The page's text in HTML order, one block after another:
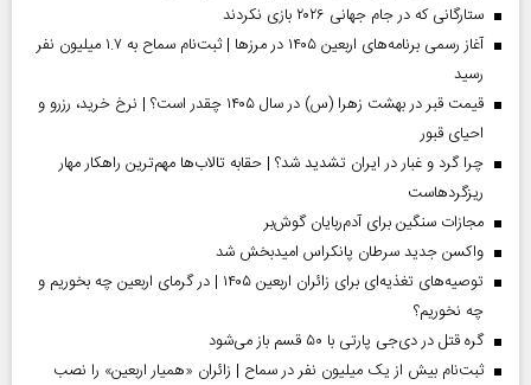
ستارگانی که در جام جهانی ۲۰۲۶ بازی نکردند
آغاز رسمی برنامه‌های اربعین ۱۴۰۵ در مرز‌ها | ثبت‌نام سماح به ۱.۷ میلیون نفر
رسید
قیمت قبر در بهشت زهرا (س) در سال ۱۴۰۵ چقدر است؟ | نرخ خرید، رزرو و
احیای قبور
چرا گرد و غبار در ایران تشدید شد؟ | حقابه تالاب‌ها مهم‌ترین راهکار مهار
ریزگردهاست
مجازات سنگین برای آدم‌ربایان گوش‌بر
واکسن جدید سرطان پانکراس امیدبخش شد
توصیه‌های تغذیه‌ای برای زائران اربعین ۱۴۰۵ | در گرمای اربعین چه بخوریم و
چه نخوریم؟
گره قتل در دی‌جی پارتی با ۵۰ قسم باز می‌شود
ثبت‌نام بیش از یک میلیون نفر در سماح | زائران «همیار اربعین» را نصب